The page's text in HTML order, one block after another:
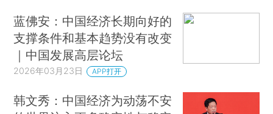
蓝佛安：中国经济长期向好的
支撑条件和基本趋势没有改变
｜中国发展高层论坛
2026年03月23日 APP打开
韩文秀：中国经济为动荡不安